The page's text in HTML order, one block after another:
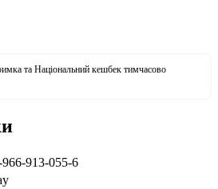
та Національний кешбек тимчасово
913-055-6